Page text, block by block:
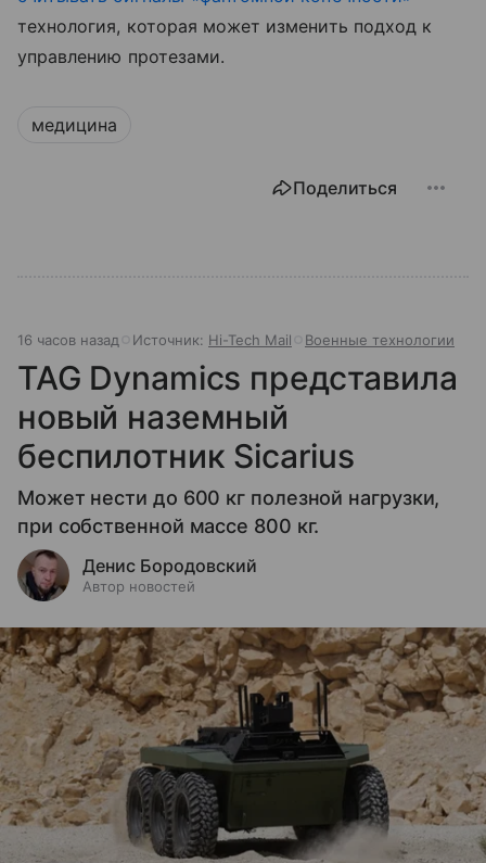
технология, которая может изменить подход к
управлению протезами.
медицина
Поделиться
16 часов назад Источник: Hi-Tech Mail Военные технологии
TAG Dynamics представила
новый наземный
беспилотник Sicarius
Может нести до 600 кг полезной нагрузки,
при собственной массе 800 кг.
Денис Бородовский
Автор новостей